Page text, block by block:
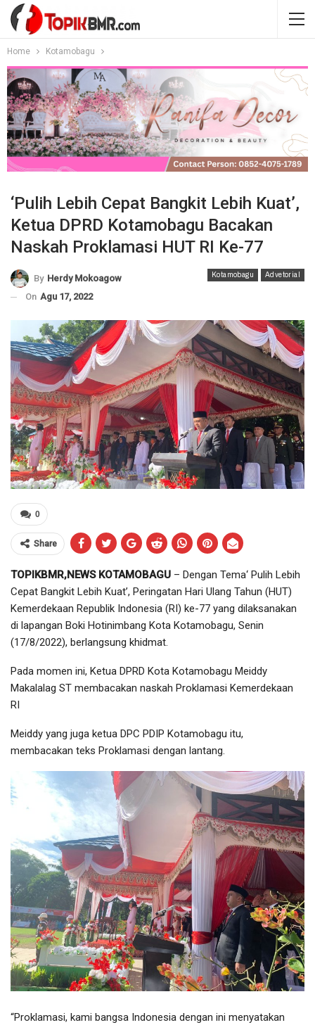
Home Kotamobagu
‘Pulih Lebih Cepat Bangkit Lebih Kuat’,
Ketua DPRD Kotamobagu Bacakan
Naskah Proklamasi HUT RI Ke-77
Kotamobagu Advetorial
By Herdy Mokoagow
On Agu 17, 2022
0
Share
TOPIKBMR,NEWS KOTAMOBAGU – Dengan Tema‘ Pulih Lebih
Cepat Bangkit Lebih Kuat’, Peringatan Hari Ulang Tahun (HUT)
Kemerdekaan Republik Indonesia (RI) ke-77 yang dilaksanakan
di lapangan Boki Hotinimbang Kota Kotamobagu, Senin
(17/8/2022), berlangsung khidmat.
Pada momen ini, Ketua DPRD Kota Kotamobagu Meiddy
Makalalag ST membacakan naskah Proklamasi Kemerdekaan
RI
Meiddy yang juga ketua DPC PDIP Kotamobagu itu,
membacakan teks Proklamasi dengan lantang.
“Proklamasi, kami bangsa Indonesia dengan ini menyatakan